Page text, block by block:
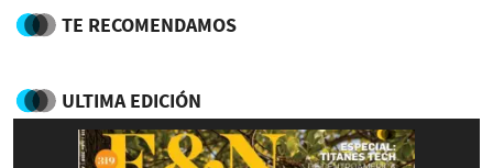
TE RECOMENDAMOS
ULTIMA EDICIÓN